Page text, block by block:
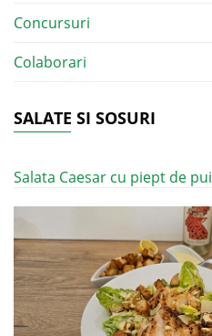
Concursuri
Colaborari
SALATE SI SOSURI
Salata Caesar cu piept de pui